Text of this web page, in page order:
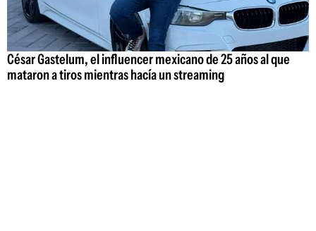
César Gastelum, el influencer mexicano de 25 años al que
mataron a tiros mientras hacía un streaming